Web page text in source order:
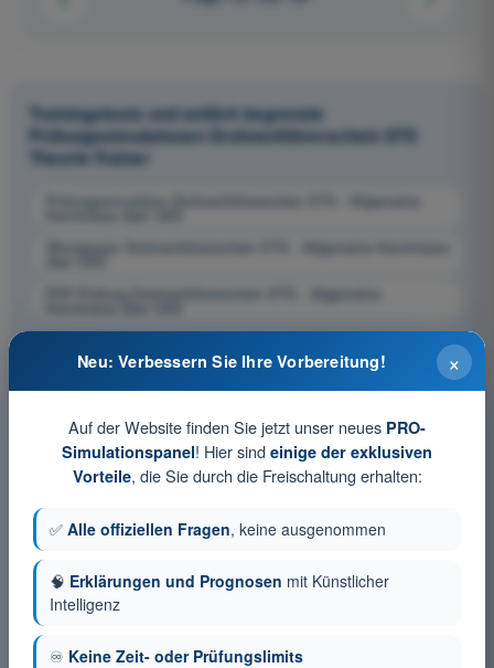
Trainingstests und zeitlich begrenzte
Prüfungssimulationen Drohnenführerschein STS
Theorie-Trainer
Prüfungssimulation Drohnenführerschein STS - Allgemeine
Übungsquiz Drohnenführerschein STS - Allgemeine Kenntnisse
PDF-Prüfung Drohnenführerschein STS - Allgemeine
×
Neu: Verbessern Sie Ihre Vorbereitung!
Auf der Website finden Sie jetzt unser neues PRO-
Simulationspanel! Hier sind einige der exklusiven
Vorteile, die Sie durch die Freischaltung erhalten:
✅ Alle offiziellen Fragen, keine ausgenommen
🧠 Erklärungen und Prognosen mit Künstlicher
Intelligenz
♾️ Keine Zeit- oder Prüfungslimits